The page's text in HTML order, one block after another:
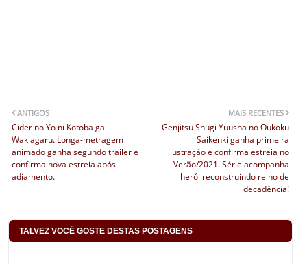
MAIS RECENTES
Genjitsu Shugi Yuusha no Oukoku
Saikenki ganha primeira
ilustração e confirma estreia no
Verão/2021. Série acompanha
herói reconstruindo reino de
decadência!
ANTIGOS
Cider no Yo ni Kotoba ga
Wakiagaru. Longa-metragem
animado ganha segundo trailer e
confirma nova estreia após
adiamento.
TALVEZ VOCÊ GOSTE DESTAS POSTAGENS